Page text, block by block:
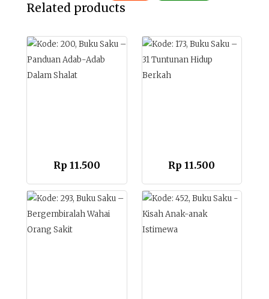
Related products
Rp 11.500 Rp 11.500